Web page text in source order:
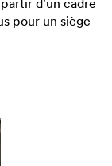
d'un cadre
pour un siège